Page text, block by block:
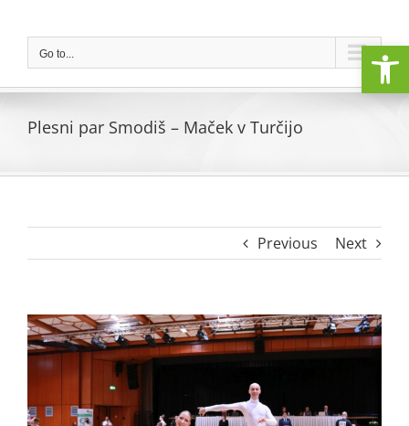
contentGo to...
Plesni par Smodiš – Maček v Turčijo
Previous Next
View
Larger
Image